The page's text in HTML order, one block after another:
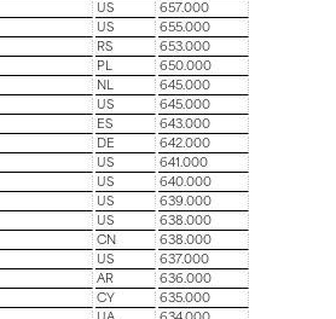
US
657.000
US
655.000
RS
653.000
PL
650.000
NL
645.000
US
645.000
ES
643.000
DE
642.000
US
641.000
US
640.000
US
639.000
US
638.000
CN
638.000
US
637.000
AR
636.000
CY
635.000